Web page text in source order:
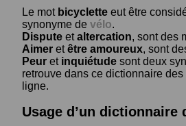
Le mot bicyclette eut être
synonyme de vélo.
Dispute etaltercation, sont des
Aimer etêtre amoureux, sont
Peur et inquiétude sont deux
retrouve dans ce dictionnaire
ligne.
Usage d’un dictionnaire